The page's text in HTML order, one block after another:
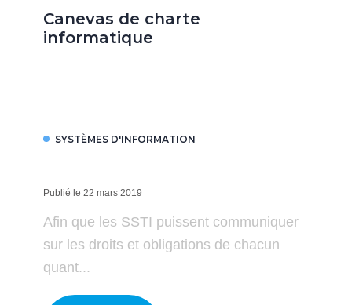
Canevas de charte
informatique
SYSTÈMES D'INFORMATION
Publié le 22 mars 2019
Afin que les SSTI puissent communiquer
sur les droits et obligations de chacun
quant...